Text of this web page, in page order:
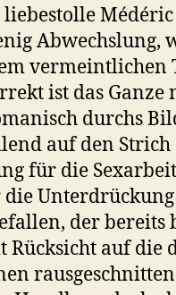
Abwechslung,
vermeintlichen
ist das
durchs
auf den
für die
der
Rücksicht auf die